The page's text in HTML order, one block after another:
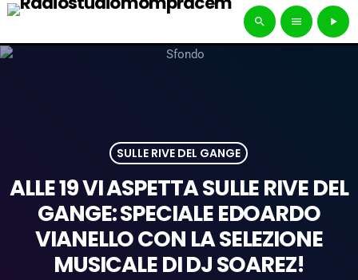
search menu play_arrow
SULLE RIVE DEL GANGE
ALLE 19 VI ASPETTA SULLE RIVE DEL
GANGE: SPECIALE EDOARDO
VIANELLO CON LA SELEZIONE
MUSICALE DI DJ SOAREZ!